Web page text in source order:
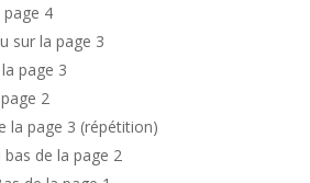
page 4
sur la page 3
page 3
2
la page 3 (répétition)
bas de la page 2